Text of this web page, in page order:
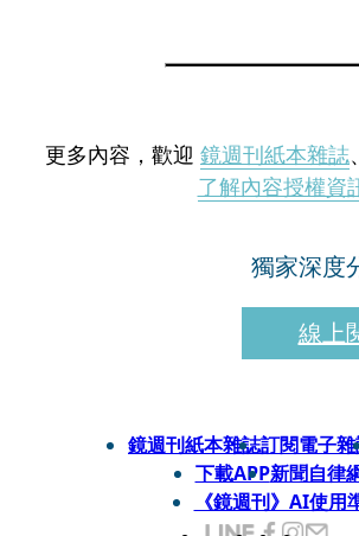
更多內容，歡迎 鏡週刊紙本雜誌、
了解內容授權資
獨家深度
線上
鏡週刊紙本雜誌訂閱電子
下載APP新聞自律
《鏡週刊》AI使用